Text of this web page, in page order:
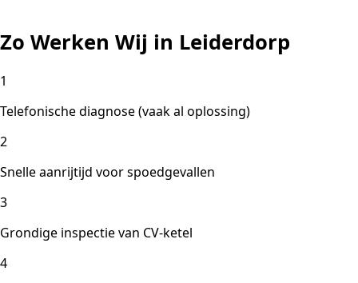
Zo Werken Wij in Leiderdorp
1
Telefonische diagnose (vaak al oplossing)
2
Snelle aanrijtijd voor spoedgevallen
3
Grondige inspectie van CV-ketel
4